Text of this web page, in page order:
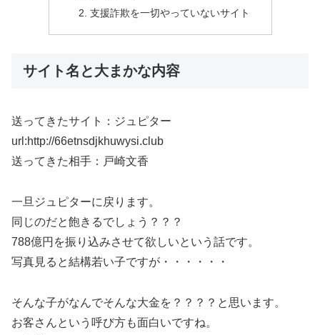
支援詐欺を一切やっていないサイト
サイト名と大まかな内容
送ってきたサイト：ジュピター
url:http://66etnsdjkhuwysi.club
送ってきた相手：戸崎文香
一旦ジュピターに戻ります。
同じのだと飽きるでしょう？？？
788億円を振り込みさせて欲しいという話です。
写真見ると結構若い子ですが・・・・・・
そんな子がなんでそんな大金を？？？？と思います。
お客さんという呼び方も面白いですね。